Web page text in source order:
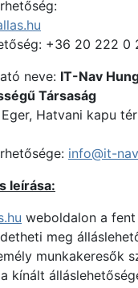
+36 20 222 0
neve: IT-Nav
Társaság
Hatvani kapu
info@it-
leírása:
weboldalon a
meg
munkakeresők
kínált